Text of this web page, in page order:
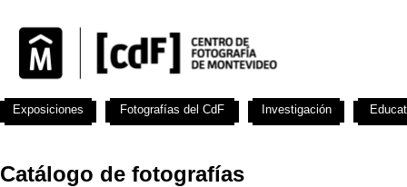
Catálogo de fotografías
Exposiciones Fotografías del CdF Investigación